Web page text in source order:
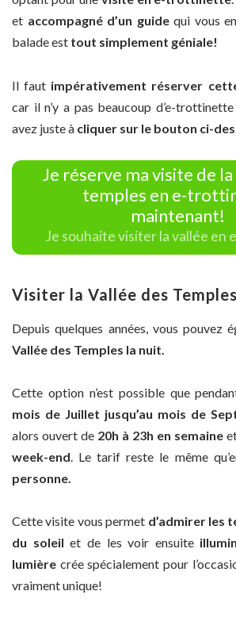
et accompagné d’un guidequi vous
balade est tout simplement géniale!
Il faut impérativement réserver
car il n’y a pas beaucoup d’e-
avez juste à cliquer sur le bouton ci-
Je réserve ma visite de
temples en e-
maintenant!
Je souhaite visiter la vallée
Visiter la Vallée des
Depuis quelques années, vous pouvez
Vallée des Temples la nuit.
Cette option n’est possible que
mois de Juillet jusqu’au mois de
alors ouvert de 20h à 23h en semaine
week-end. Le tarif reste le même
personne.
Cette visite vous permet d’admirer les
du soleil et de les voir ensuite
lumière crée spécialement pour
vraiment unique!